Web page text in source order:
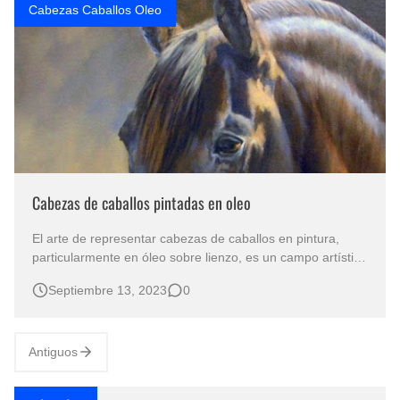
Cabezas Caballos Oleo
Cabezas de caballos pintadas en oleo
El arte de representar cabezas de caballos en pintura,
particularmente en óleo sobre lienzo, es un campo artístico
tanto a amantes del arte como a aficionados de estos
Septiembre 13, 2023 0
Antiguos